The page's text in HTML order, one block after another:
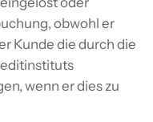
obwohl er
Kunde die durch die
wenn er dies zu